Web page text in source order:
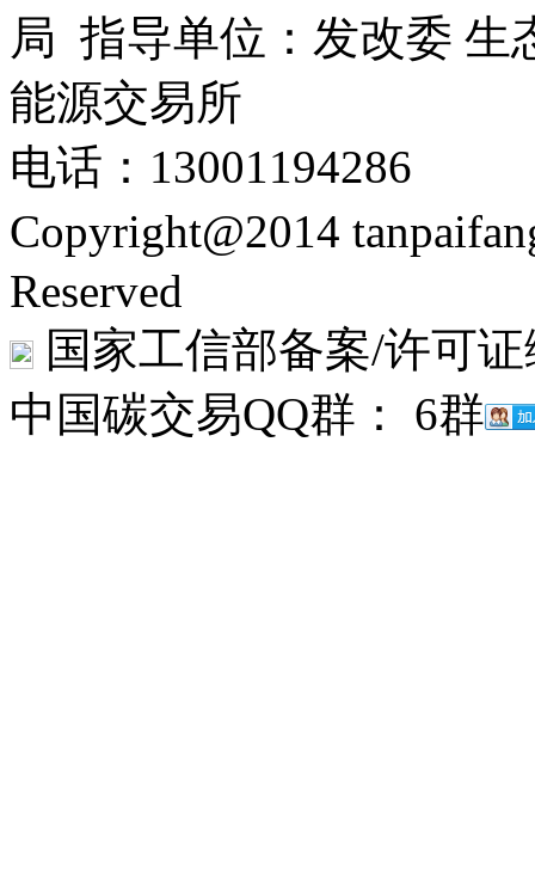
局 指导单位：发改委 生
能源交易所
电话：13001194286
Copyright@2014
Reserved
国家工信部备案/许可
中国碳交易QQ群： 6群